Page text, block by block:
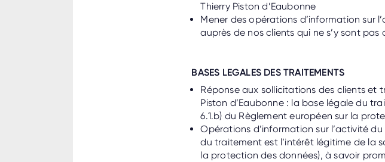
Thierry Piston d’Eaubonne
Mener des opérations d’information sur
auprès de nos clients qui ne s’y sont
BASES LEGALES DES TRAITEMENTS
Réponse aux sollicitations des clients et
Piston d’Eaubonne : la base légale du
6.1.b) du Règlement européen sur la
Opérations d’information sur l’activité
du traitement est l’intérêt légitime de la
la protection des données), à savoir